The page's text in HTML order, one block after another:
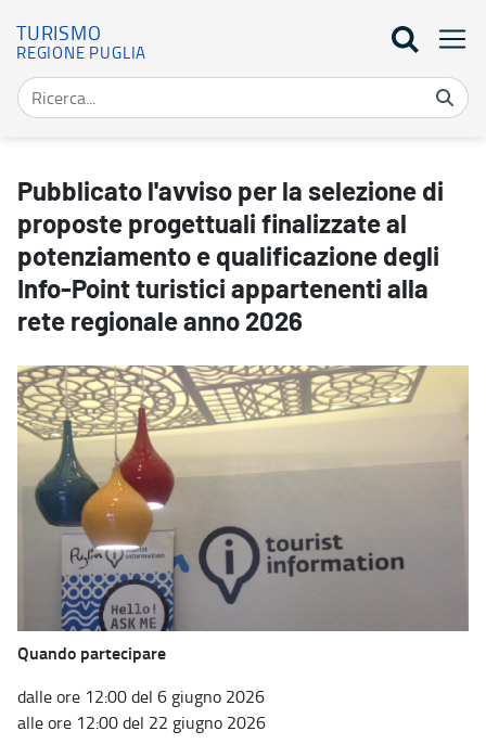
TURISMO
REGIONE PUGLIA
Pubblicato l'avviso per la selezione di
proposte progettuali finalizzate al
potenziamento e qualificazione degli
Info-Point turistici appartenenti alla
rete regionale anno 2026
Quando partecipare
dalle ore 12:00 del 6 giugno 2026
alle ore 12:00 del 22 giugno 2026